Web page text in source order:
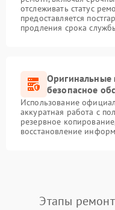
отслеживать статус
предоставляется
продления срока
безопасное
Использование
аккуратная работа с
резервное
восстановление
Этапы